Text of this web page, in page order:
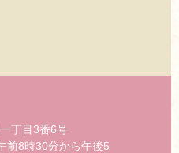
丁目3番6号
前8時30分から午後5